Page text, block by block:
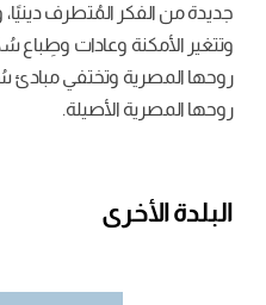
جديدة من الفكر المُتطرف
وتتغير الأمكنة وعادات وطِباع
روحها المصرية وتختفي مبادئ
روحها المصرية الأصيلة.
البلدة الأخرى